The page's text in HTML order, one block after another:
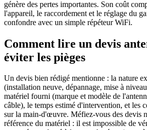
génère des pertes importantes. Son coût
l'appareil, le raccordement et le réglage du
confondre avec un simple répéteur WiFi.
Comment lire un devis
éviter les pièges
Un devis bien rédigé mentionne : la nature
(installation neuve, dépannage, mise à
matériel fourni (marque et modèle de
câble), le temps estimé d'intervention, et les
sur la main-d'œuvre. Méfiez-vous des devis
référence du matériel : il est impossible de